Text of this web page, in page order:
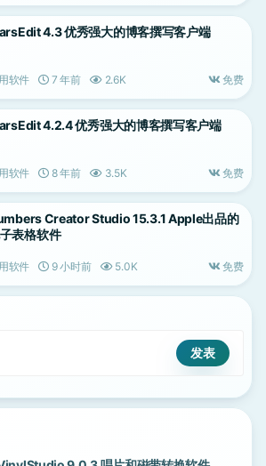
4.3 优秀强大的博客撰写客户端
软件 7 年前 2.6K 免费
4.2.4 优秀强大的博客撰写客户端
软件 8 年前 3.5K 免费
Creator Studio 15.3.1 Apple出品的
表格软件
软件 9 小时前 5.0K 免费